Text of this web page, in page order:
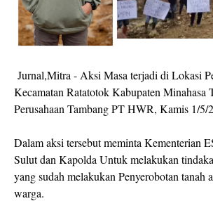
Jurnal,Mitra - Aksi Masa terjadi di Lokasi
Kecamatan Ratatotok Kabupaten Minahasa
Perusahaan Tambang PT HWR, Kamis 1/5/
Dalam aksi tersebut meminta Kementerian
Sulut dan Kapolda Untuk melakukan
yang sudah melakukan Penyerobotan tanah
warga.